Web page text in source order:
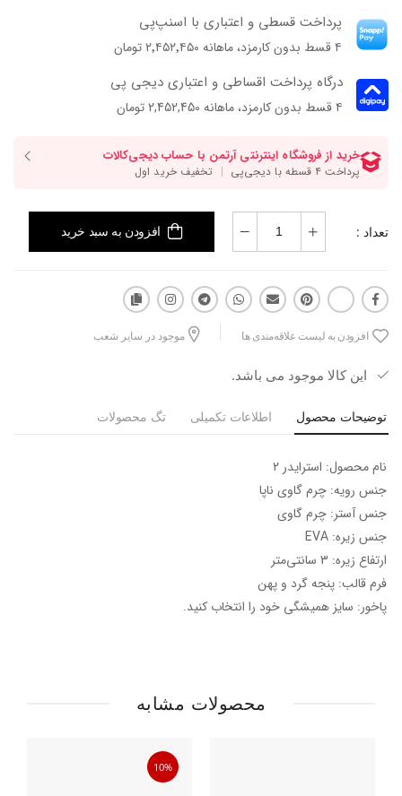
پرداخت قسطی و اعتباری با اسنپ‌پی
۴ قسط بدون کارمزد، ماهانه ۲٬۴۵۲٬۴۵۰ تومان
درگاه پرداخت اقساطی و اعتباری دیجی پی
۴ قسط بدون کارمزد، ماهانه 2,452,450 تومان
تعداد : افزودن به سبد خرید
افزودن به لیست علاقه‌مندی ها موجود در سایر شعب
این کالا موجود می باشد.
توضیحات محصول اطلاعات تکمیلی تگ محصولات
نام محصول: استرایدر 2
جنس رویه: چرم گاوی ناپا
جنس آستر: چرم گاوی
جنس زیره: EVA
ارتفاع زیره: 3 سانتی‌متر
فرم قالب: پنجه گرد و پهن
پاخور: سایز همیشگی خود را انتخاب کنید.
محصولات مشابه
10%